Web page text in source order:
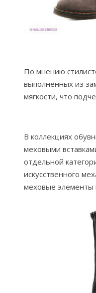
По мнению
выполненных из
мягкости, что
В коллекциях
меховыми
отдельной
искусственного
меховые элементы